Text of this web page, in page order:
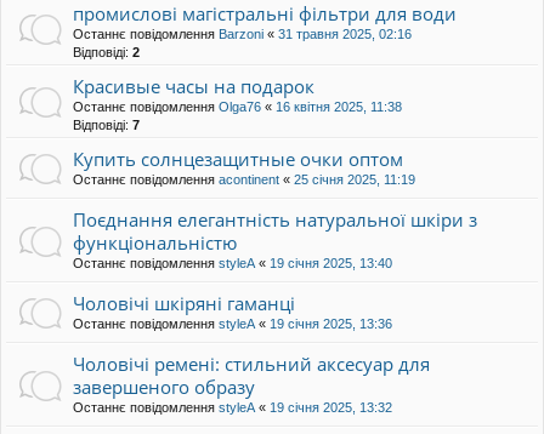
промислові магістральні фільтри для води
Останнє повідомлення Barzoni « 31 травня 2025, 02:16
Відповіді: 2
Красивые часы на подарок
Останнє повідомлення Olga76 « 16 квітня 2025, 11:38
Відповіді: 7
Купить солнцезащитные очки оптом
Останнє повідомлення acontinent « 25 січня 2025, 11:19
Поєднання елегантність натуральної шкіри з
функціональністю
Останнє повідомлення styleА « 19 січня 2025, 13:40
Чоловічі шкіряні гаманці
Останнє повідомлення styleА « 19 січня 2025, 13:36
Чоловічі ремені: стильний аксесуар для
завершеного образу
Останнє повідомлення styleА « 19 січня 2025, 13:32